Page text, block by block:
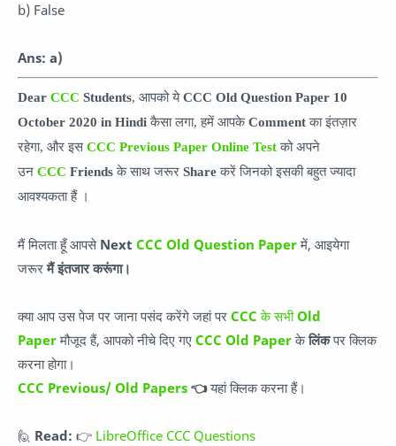
b) False
Ans: a)
Dear CCC Students, आपको येCCC Old Question Paper 10
October 2020 in Hindiकैसा लगा, हमें आपकेCommentका इंतज़ार
रहेगा, और इसCCC Previous Paper Online Test को अपने
उन CCC Friendsके साथ जरूर Shareकरें जिनको इसकी बहुत ज्यादा
आवश्यकता हैं ।
मैं मिलता हूँ आपसे Next CCC Old Question Paperमें, आइयेगा
जरूरमैं इंतजार करूंगा।
क्या आप उस पेज पर जाना पसंद करेंगे जहां पर CCC के सभीOld
Paper मौजूद हैं, आपको नीचे दिए गए CCC Old Paperकेलिंकपर क्लिक
करना होगा।
CCC Previous/ Old Papers 👈यहां क्लिक करना हैं।
🙋 Read: 👉 LibreOffice CCC Questions